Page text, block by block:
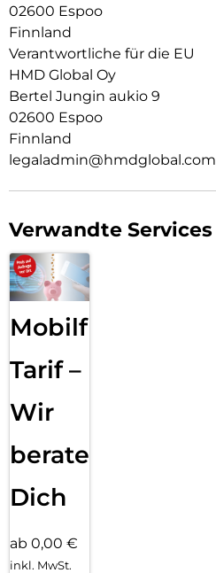
02600 Espoo
Finnland
Verantwortliche für die EU
HMD Global Oy
Bertel Jungin aukio 9
02600 Espoo
Finnland
legaladmin@hmdglobal.com
Verwandte Services
Mobilfunk
Tarif –
Wir
beraten
Dich
ab 0,00 €
inkl. MwSt.